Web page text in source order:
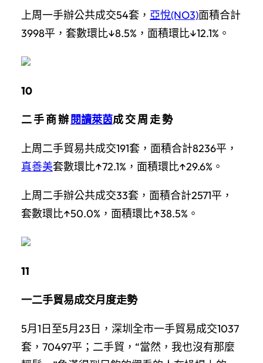
上周一手辦公共成交54套， 亞悅(NO3)面積合計
3998平，套數環比↓8.5%，面積環比↓12.1%。
10
二 手 商 辦 閱讀萊茵成 交 周 走 勢
上周二手貿易共成交191套，面積合計8236平，
真善美套數環比↑72.1%，面積環比↑29.6%。
上周二手辦公共成交33套，面積合計2571平，
套數環比↑50.0%，面積環比↑38.5%。
11
一二手貿易成交月度走勢
5月1日至5月23日，深圳全市一手貿易成交1037
套，70497平；二手貿，“當然，我也沒有那麼